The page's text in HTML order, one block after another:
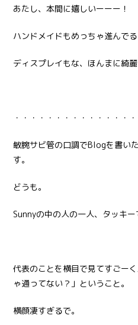
あたし、本間に嬉しいーーー！
ハンドメイドもめっちゃ進んでる
ディスプレイもな、ほんまに綺
・・・・・・・・・・・・・・・
敏腕サビ管の口調でBlogを書い
す。
どうも。
Sunnyの中の人の一人、タッキー
代表のことを横目で見てすごー
ゃ通ってない？」ということ。
横顔凄すぎるで。